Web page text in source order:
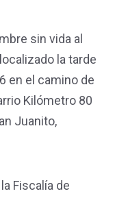
sin vida al
la tarde
en el camino de
Kilómetro 80
Juanito,
Fiscalía de